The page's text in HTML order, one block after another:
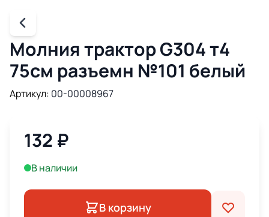
Молния трактор G304 т4
75см разъемн №101 белый
Артикул: 00-00008967
132 ₽
В наличии
В корзину